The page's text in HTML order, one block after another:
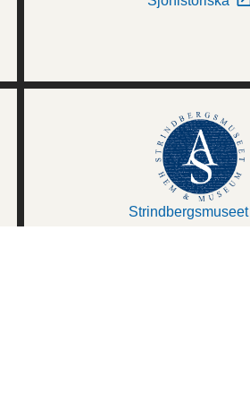
Strindbergsmuseet